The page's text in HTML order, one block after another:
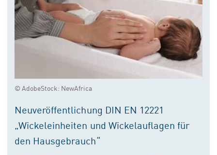
© AdobeStock: NewAfrica
Neuveröffentlichung DIN EN 12221
„Wickeleinheiten und Wickelauflagen für
den Hausgebrauch“